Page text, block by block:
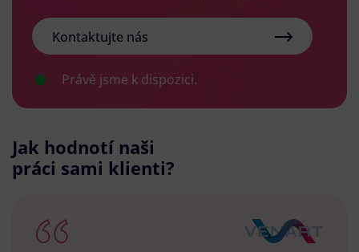
Kontaktujte nás
Právě jsme k dispozici.
Jak hodnotí naši
práci sami klienti?